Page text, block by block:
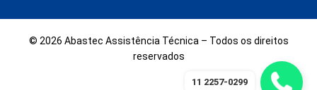
© 2026 Abastec Assistência Técnica – Todos os direitos
reservados
11 2257-0299